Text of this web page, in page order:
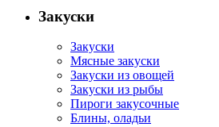
Закуски
Закуски
Мясные закуски
Закуски из овощей
Закуски из рыбы
Пироги закусочные
Блины, оладьи